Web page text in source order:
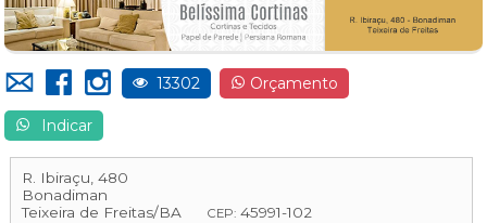
13302 Orçamento
Indicar
R. Ibiraçu, 480
Bonadiman
Teixeira de Freitas/BA CEP: 45991-102